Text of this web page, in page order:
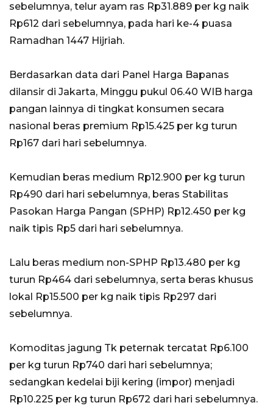
sebelumnya, telur ayam ras Rp31.889 per kg naik
Rp612 dari sebelumnya, pada hari ke-4 puasa
Ramadhan 1447 Hijriah.
Berdasarkan data dari Panel Harga Bapanas
dilansir di Jakarta, Minggu pukul 06.40 WIB harga
pangan lainnya di tingkat konsumen secara
nasional beras premium Rp15.425 per kg turun
Rp167 dari hari sebelumnya.
Kemudian beras medium Rp12.900 per kg turun
Rp490 dari hari sebelumnya, beras Stabilitas
Pasokan Harga Pangan (SPHP) Rp12.450 per kg
naik tipis Rp5 dari hari sebelumnya.
Lalu beras medium non-SPHP Rp13.480 per kg
turun Rp464 dari sebelumnya, serta beras khusus
lokal Rp15.500 per kg naik tipis Rp297 dari
sebelumnya.
Komoditas jagung Tk peternak tercatat Rp6.100
per kg turun Rp740 dari hari sebelumnya;
sedangkan kedelai biji kering (impor) menjadi
Rp10.225 per kg turun Rp672 dari hari sebelumnya.